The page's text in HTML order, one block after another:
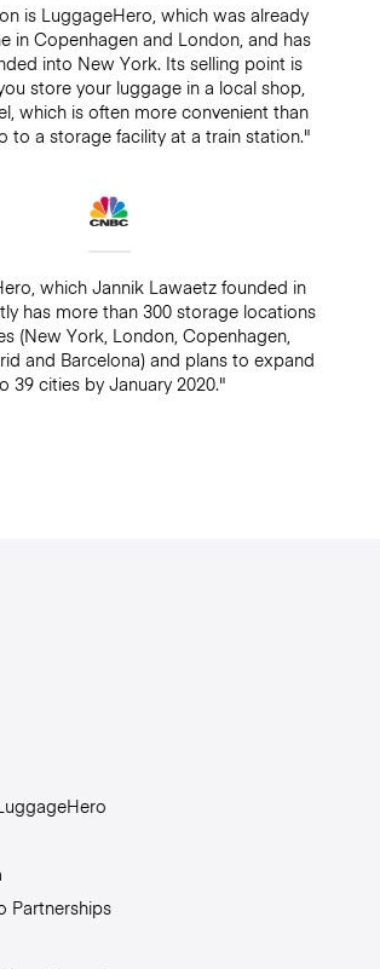
is LuggageHero, which was already
in Copenhagen and London, and has
into New York. Its selling point is
store your luggage in a local shop,
which is often more convenient than
to a storage facility at a train station."
which Jannik Lawaetz founded in
has more than 300 storage locations
(New York, London, Copenhagen,
and Barcelona) and plans to expand
39 cities by January 2020."
Partnerships